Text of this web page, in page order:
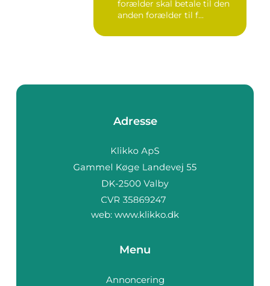
forælder skal betale til den
anden forælder til f...
Adresse
web: www.klikko.dk
Menu
Annoncering